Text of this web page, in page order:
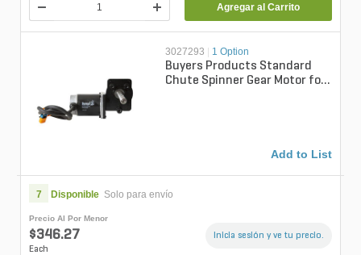
Agregar al Carrito
3027293 | 1 Option
Buyers Products Standard
Chute Spinner Gear Motor for
Add to List
7 Disponible Solo para envío
Precio Al Por Menor
$346.27
Each
Inicia sesión y ve tu precio.